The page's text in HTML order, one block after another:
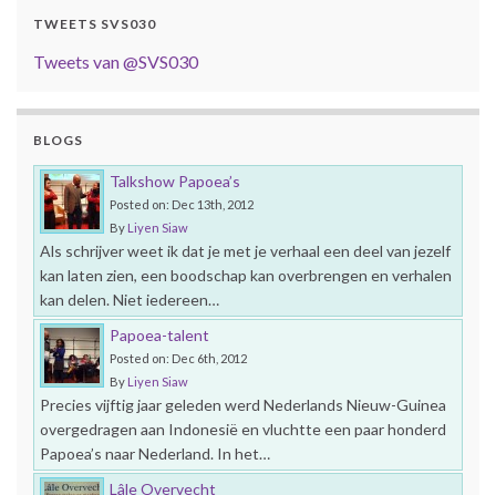
TWEETS SVS030
Tweets van @SVS030
BLOGS
Talkshow Papoea’s
Posted on: Dec 13th, 2012
By Liyen Siaw
Als schrijver weet ik dat je met je verhaal een deel van jezelf
kan laten zien, een boodschap kan overbrengen en verhalen
kan delen. Niet iedereen…
Papoea-talent
Posted on: Dec 6th, 2012
By Liyen Siaw
Precies vijftig jaar geleden werd Nederlands Nieuw-Guinea
overgedragen aan Indonesië en vluchtte een paar honderd
Papoea’s naar Nederland. In het…
Lâle Overvecht